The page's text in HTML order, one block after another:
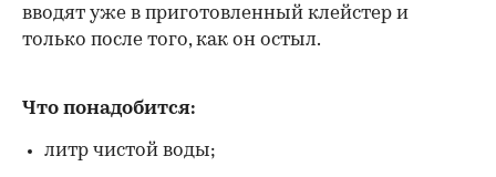
вводят уже в приготовленный клейстер и
только после того, как он остыл.
Что понадобится:
литр чистой воды;